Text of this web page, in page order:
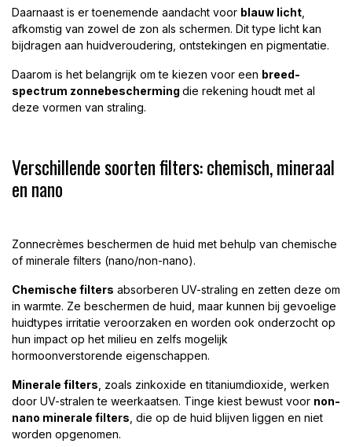
Daarnaast is er toenemende aandacht voor blauw licht
afkomstig van zowel de zon als schermen. Dit type licht kan
bijdragen aan huidveroudering, ontstekingen en pigmentatie.
Daarom is het belangrijk om te kiezen voor een breed-
spectrum zonnebescherming die rekening houdt met al
deze vormen van straling.
Verschillende soorten filters: chemisch, mineraal
en nano
Zonnecrèmes beschermen de huid met behulp van chemische
of minerale filters (nano/non-nano).
Chemische filters absorberen UV-straling en zetten deze om
in warmte. Ze beschermen de huid, maar kunnen bij gevoelige
huidtypes irritatie veroorzaken en worden ook onderzocht op
hun impact op het milieu en zelfs mogelijk
hormoonverstorende eigenschappen.
Minerale filters , zoals zinkoxide en titaniumdioxide, werken
door UV-stralen te weerkaatsen. Tinge kiest bewust voor non-
nano minerale filters , die op de huid blijven liggen en niet
worden opgenomen.